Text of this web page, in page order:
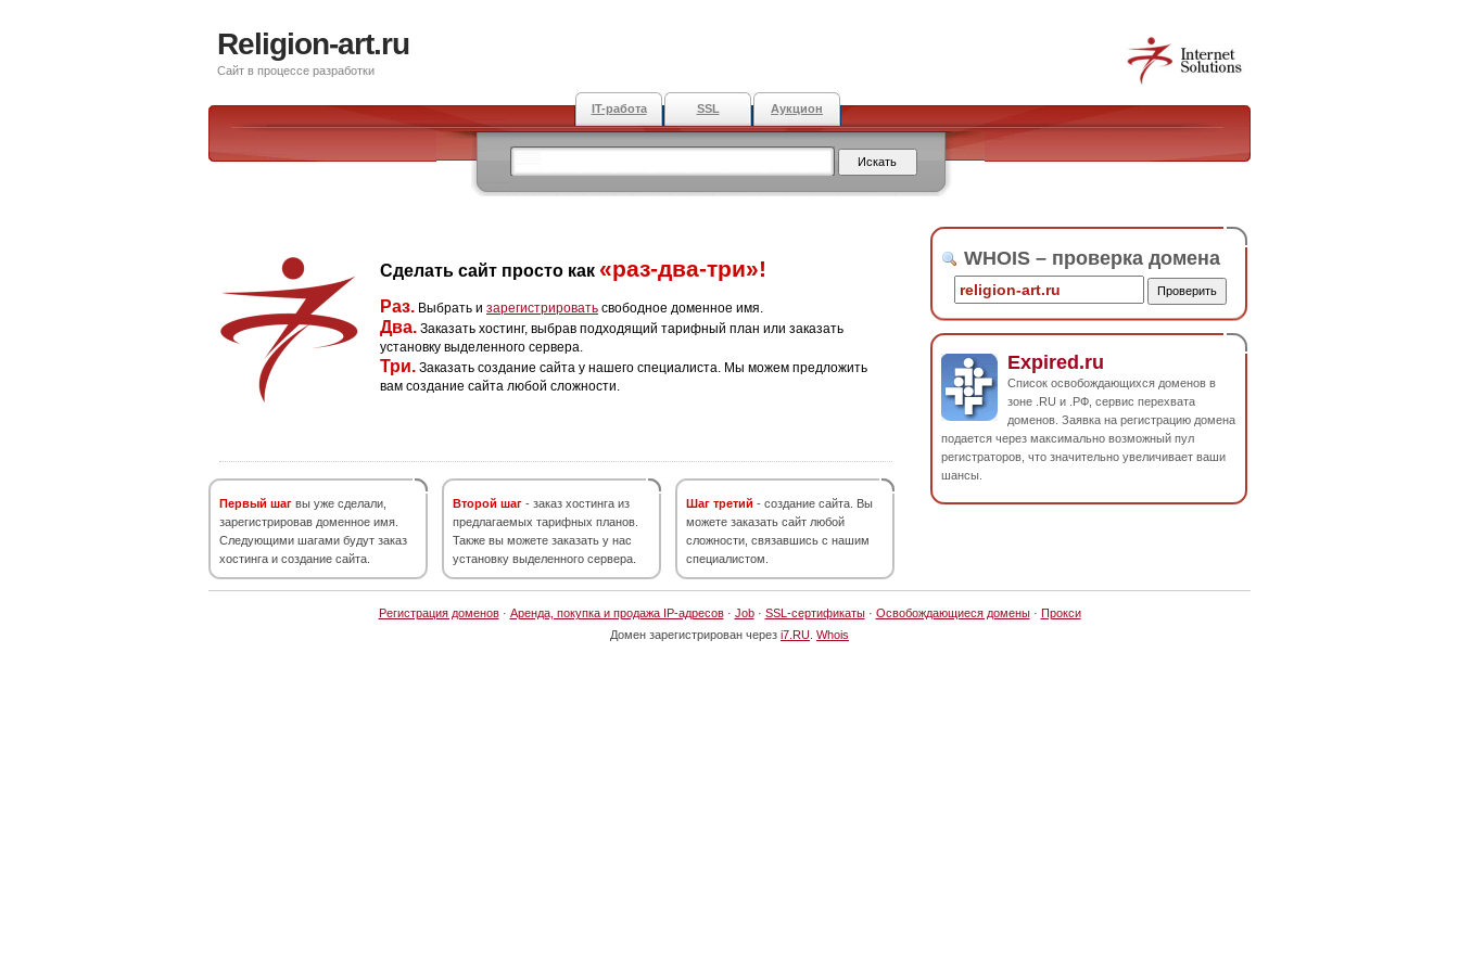
Religion-art.ru
Сайт в процессе разработки
IT-работа SSL Аукцион
Сделать сайт просто как «раз-два-три»!
Раз. Выбрать и зарегистрировать свободное доменное имя.
Два. Заказать хостинг, выбрав подходящий тарифный план или заказать
установку выделенного сервера.
Три. Заказать создание сайта у нашего специалиста. Мы можем предложить
вам создание сайта любой сложности.
Первый шаг вы уже сделали,
зарегистрировав доменное имя.
Следующими шагами будут заказ
хостинга и создание сайта.
Второй шаг - заказ хостинга из
предлагаемых тарифных планов.
Также вы можете заказать у нас
установку выделенного сервера.
Шаг третий - создание сайта. Вы
можете заказать сайт любой
сложности, связавшись с нашим
специалистом.
WHOIS – проверка домена
Expired.ru
Список освобождающихся доменов в
зоне .RU и .РФ, сервис перехвата
доменов. Заявка на регистрацию домена
подается через максимально возможный пул
регистраторов, что значительно увеличивает ваши
шансы.
Регистрация доменов· Аренда, покупка и продажа IP-адресов· Job· SSL-сертификаты· Освобождающиеся домены· Прокси
Домен зарегистрирован через i7.RU Whois